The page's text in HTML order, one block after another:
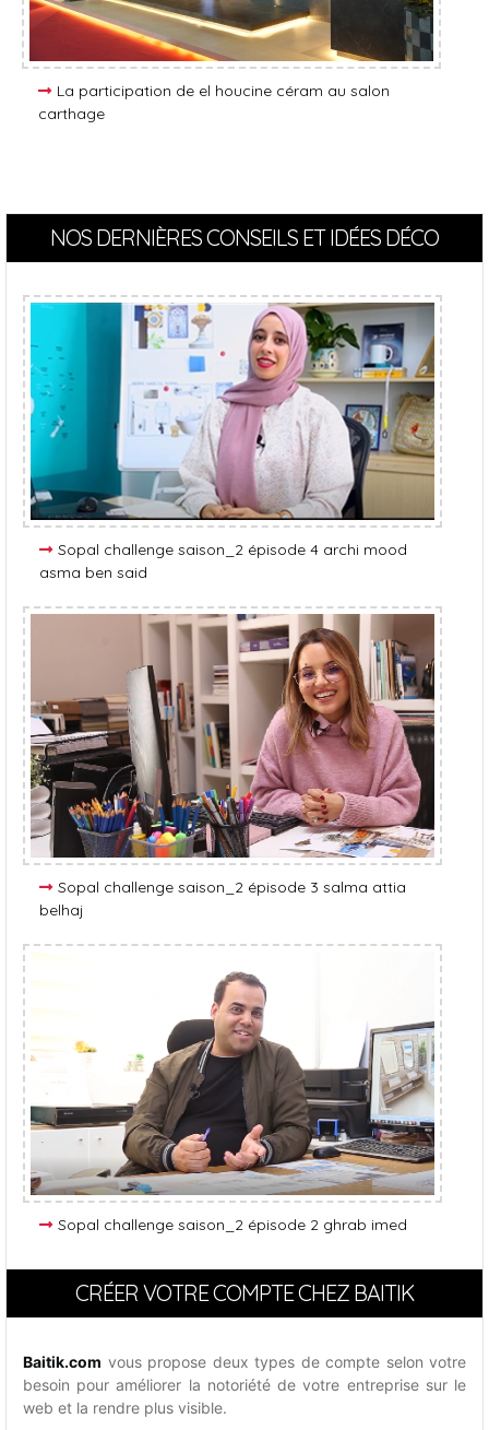
La participation de el houcine céram au salon
carthage
NOS DERNIÈRES CONSEILS ET IDÉES DÉCO
Sopal challenge saison_2 épisode 4 archi mood
asma ben said
Sopal challenge saison_2 épisode 3 salma attia
belhaj
Sopal challenge saison_2 épisode 2 ghrab imed
CRÉER VOTRE COMPTE CHEZ BAITIK
Baitik.com vous propose deux types de compte selon votre
besoin pour améliorer la notoriété de votre entreprise sur le
web et la rendre plus visible.